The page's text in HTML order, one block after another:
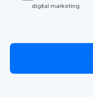
digital marketing.